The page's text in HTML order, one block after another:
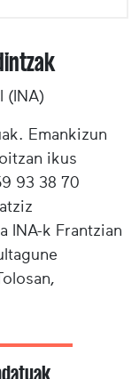
(INA)
Emankizun
ikus
93 38 70
INA-k Frantzian